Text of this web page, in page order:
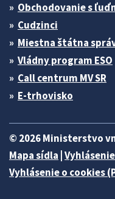
Obchodovanie s
Cudzinci
Miestna štátna
Vládny program ESO
Call centrum MV SR
E-trhovisko
© 2026 Ministerstvo
Mapa sídla
Vyhlásenie o cookies